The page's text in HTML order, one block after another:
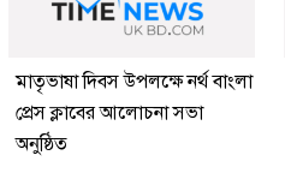
মাতৃভাষা দিবস উপলক্ষে নর্থ বাংলা
প্রেস ক্লাবের আলোচনা সভা
অনুষ্ঠিত